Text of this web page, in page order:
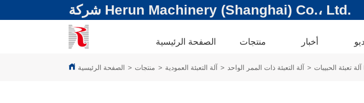
شركة Herun Machinery (Shanghai) Co.، Ltd.
الصفحة الرئيسية منتجات أخبار
الصفحة الرئيسية > منتجات > آلة التعبئة العمودية > آلة التعبئة ذات الممر الواحد >